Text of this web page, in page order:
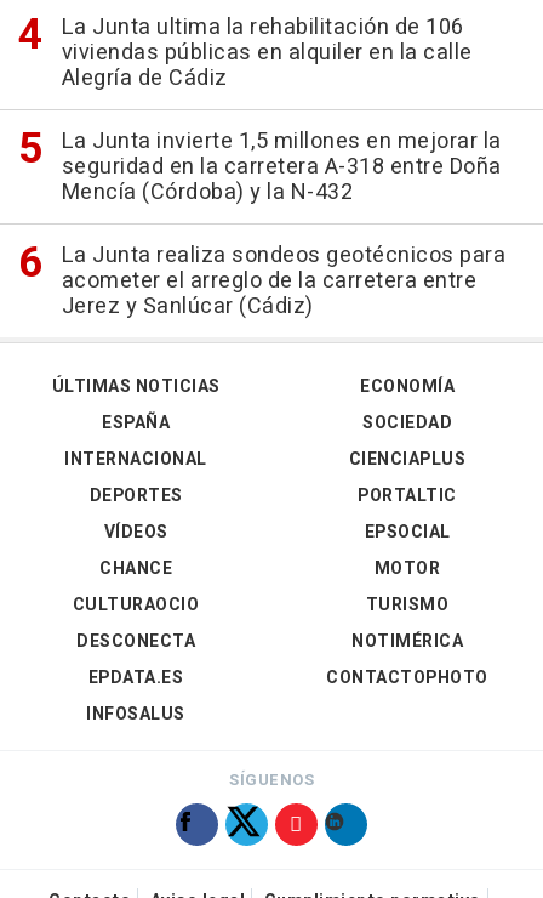
La Junta ultima la rehabilitación de 106
viviendas públicas en alquiler en la calle
Alegría de Cádiz
La Junta invierte 1,5 millones en mejorar la
seguridad en la carretera A-318 entre Doña
Mencía (Córdoba) y la N-432
La Junta realiza sondeos geotécnicos para
acometer el arreglo de la carretera entre
Jerez y Sanlúcar (Cádiz)
ÚLTIMAS NOTICIAS
ESPAÑA
INTERNACIONAL
DEPORTES
VÍDEOS
ECONOMÍA
SOCIEDAD
CIENCIAPLUS
PORTALTIC
EPSOCIAL
CHANCE
CULTURAOCIO
DESCONECTA
EPDATA.ES
INFOSALUS
MOTOR
TURISMO
NOTIMÉRICA
CONTACTOPHOTO
SÍGUENOS